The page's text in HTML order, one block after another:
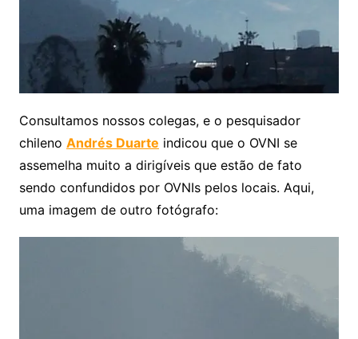
Consultamos nossos colegas, e o pesquisador
chileno Andrés Duarte indicou que o OVNI se
assemelha muito a dirigíveis que estão de fato
sendo confundidos por OVNIs pelos locais. Aqui,
uma imagem de outro fotógrafo: